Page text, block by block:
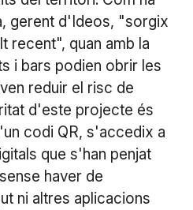
gerent d'Ideos, "sorgix
recent", quan amb la
i bars podien obrir les
reduir el risc de
d'este projecte és
codi QR, s'accedix a
que s'han penjat
haver de
ni altres aplicacions